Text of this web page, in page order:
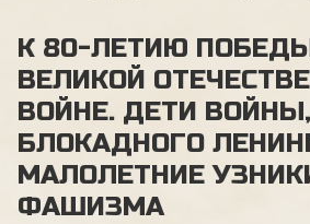
К 80-ЛЕТИЮ
ВЕЛИКОЙ
ВОЙНЕ. ДЕТИ
БЛОКАДНОГО
МАЛОЛЕТНИЕ
ФАШИЗМА